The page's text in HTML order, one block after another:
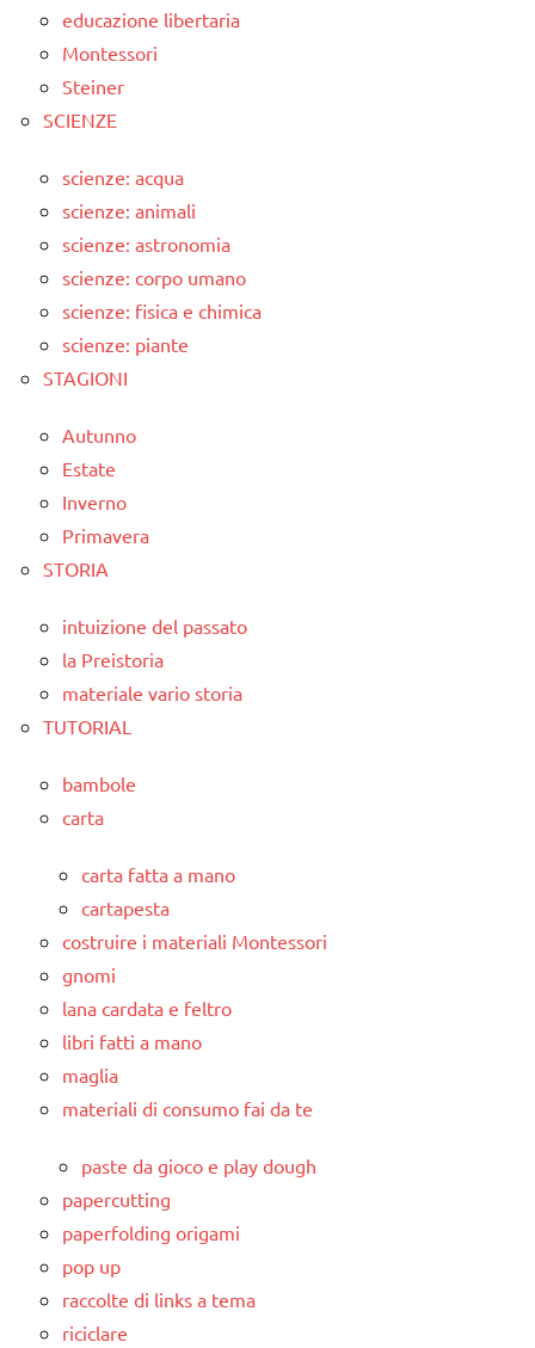
educazione libertaria
Montessori
Steiner
SCIENZE
scienze: acqua
scienze: animali
scienze: astronomia
scienze: corpo umano
scienze: fisica e chimica
scienze: piante
STAGIONI
Autunno
Estate
Inverno
Primavera
STORIA
intuizione del passato
la Preistoria
materiale vario storia
TUTORIAL
bambole
carta
carta fatta a mano
cartapesta
costruire i materiali Montessori
gnomi
lana cardata e feltro
libri fatti a mano
maglia
materiali di consumo fai da te
paste da gioco e play dough
papercutting
paperfolding origami
pop up
raccolte di links a tema
riciclare